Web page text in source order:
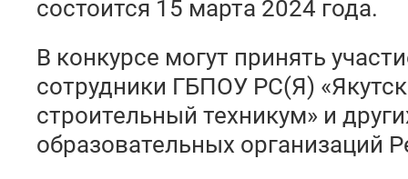
состоится 15 марта 2024 года.
В конкурсе могут принять
сотрудники ГБПОУ РС(Я)
строительный техникум» и
образовательных организаций